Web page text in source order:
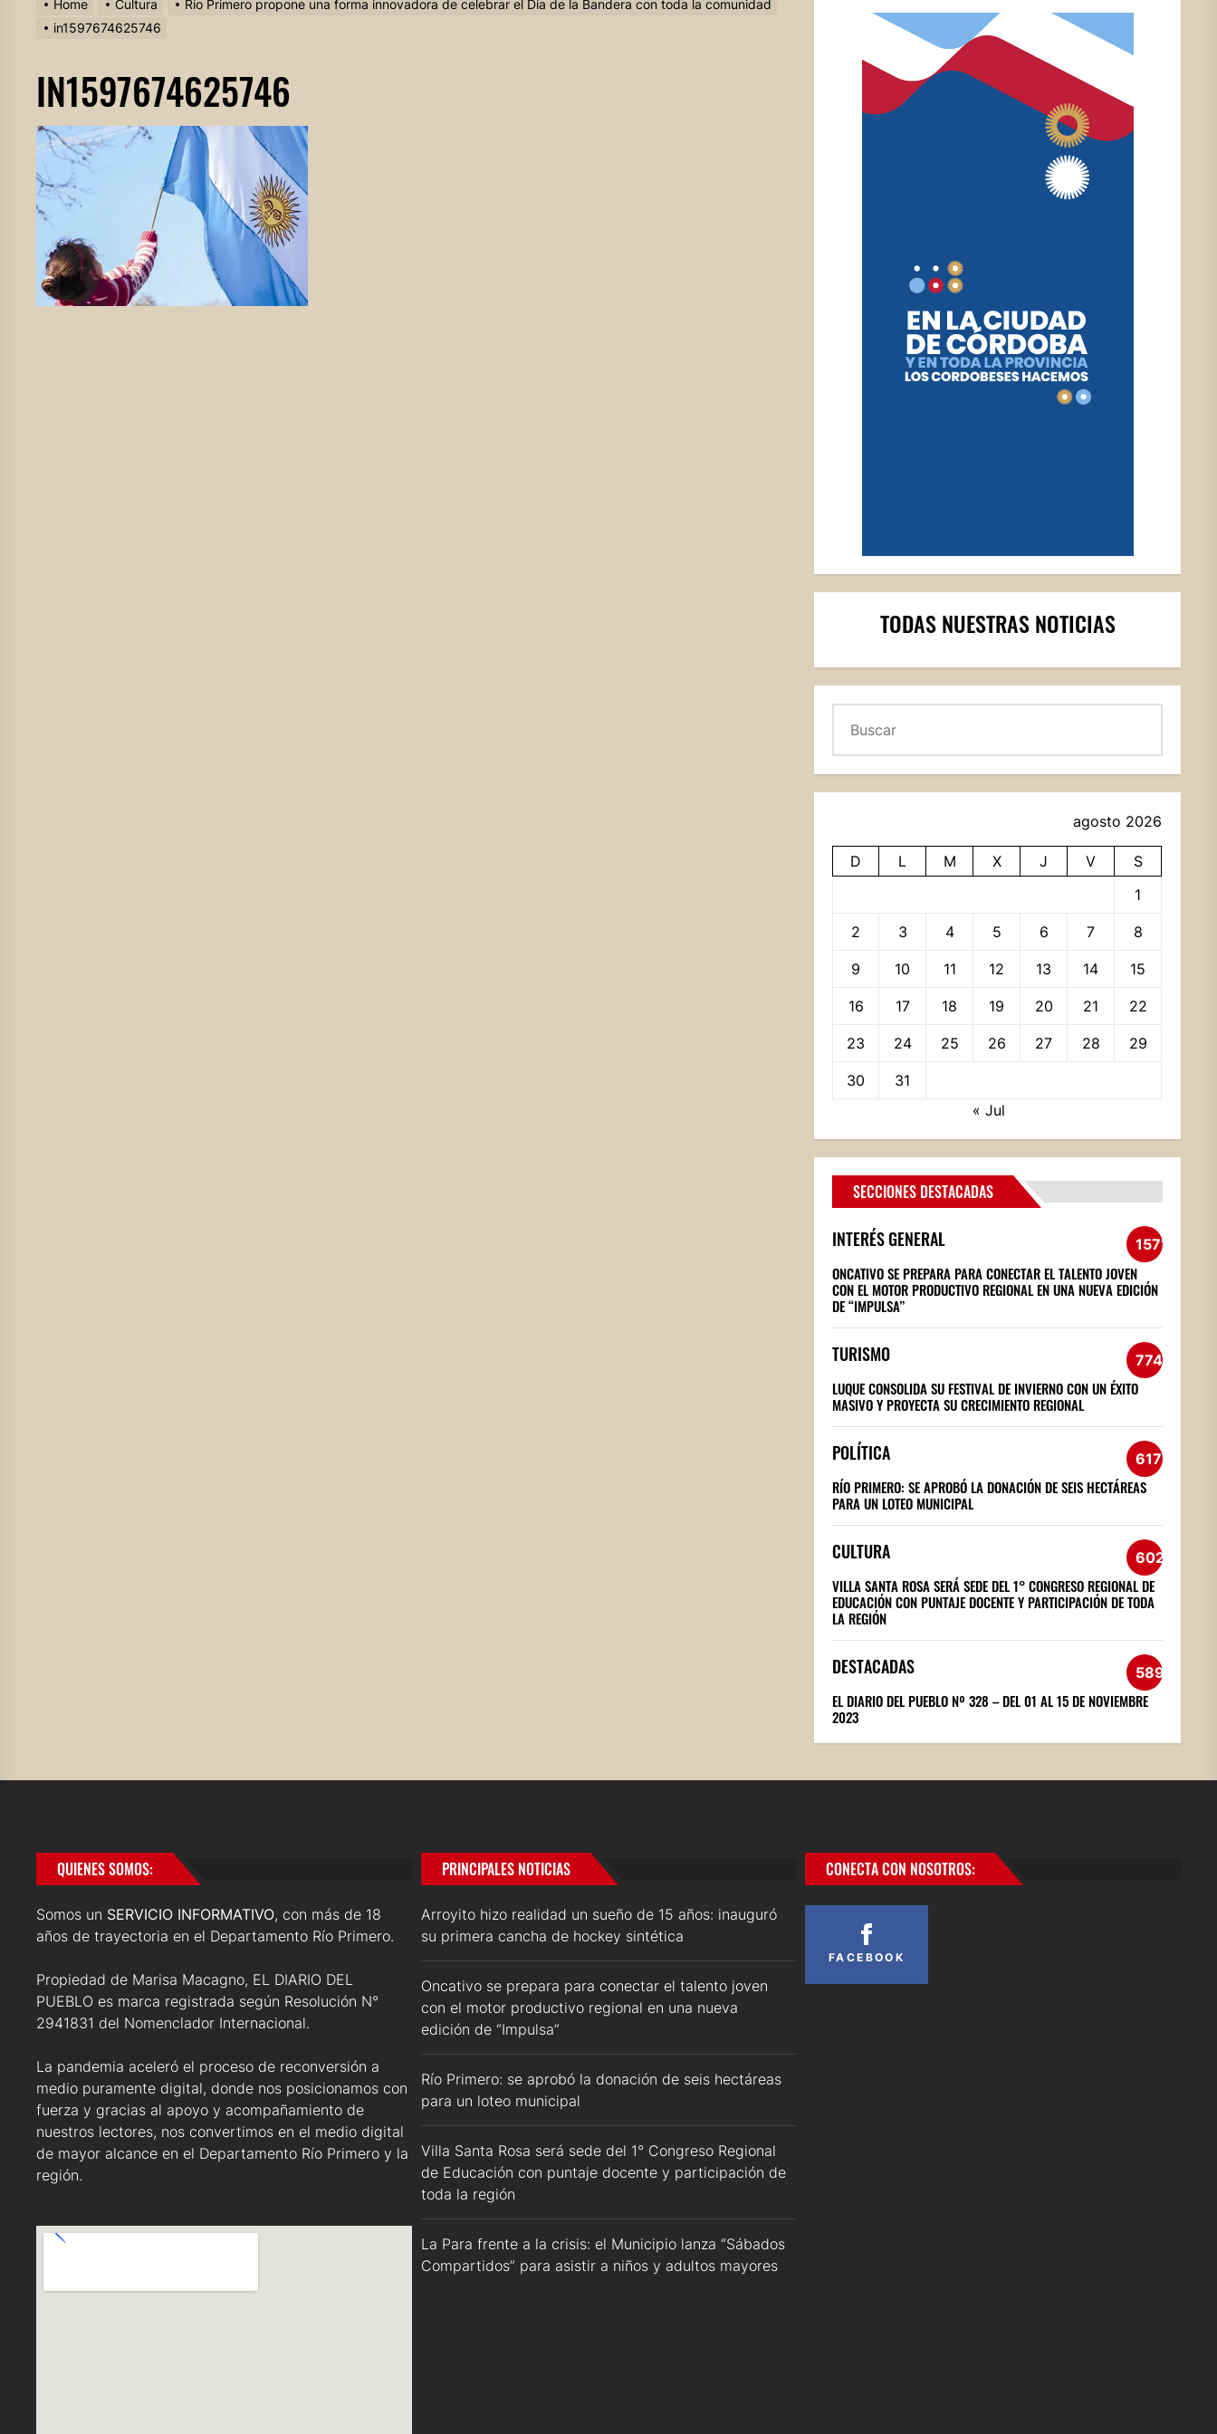
Home Cultura
Río Primero propone una forma innovadora de celebrar el Día de la Bandera con toda la comunidad
in1597674625746
IN1597674625746
TODAS NUESTRAS NOTICIAS
agosto 2026
D L M X J V
S
1
2 3 4 5 6 7 8
9 10 11 12 13 14 15
16 17 18 19 20 21 22
23 24 25 26 27 28 29
30
31
« Jul
SECCIONES DESTACADAS
INTERÉS GENERAL 1571
ONCATIVO SE PREPARA PARA CONECTAR EL TALENTO JOVEN
CON EL MOTOR PRODUCTIVO REGIONAL EN UNA NUEVA EDICIÓN
DE “IMPULSA”
TURISMO 774
LUQUE CONSOLIDA SU FESTIVAL DE INVIERNO CON UN ÉXITO
MASIVO Y PROYECTA SU CRECIMIENTO REGIONAL
POLÍTICA 617
RÍO PRIMERO: SE APROBÓ LA DONACIÓN DE SEIS HECTÁREAS
PARA UN LOTEO MUNICIPAL
CULTURA 602
VILLA SANTA ROSA SERÁ SEDE DEL 1° CONGRESO REGIONAL DE
EDUCACIÓN CON PUNTAJE DOCENTE Y PARTICIPACIÓN DE TODA
LA REGIÓN
DESTACADAS 589
EL DIARIO DEL PUEBLO Nº 328 – DEL 01 AL 15 DE NOVIEMBRE
2023
QUIENES SOMOS:
Somos un SERVICIO INFORMATIVO, con más de 18
años de trayectoria en el Departamento Río Primero.
Propiedad de Marisa Macagno, EL DIARIO DEL
PUEBLO es marca registrada según Resolución N°
2941831 del Nomenclador Internacional.
La pandemia aceleró el proceso de reconversión a
medio puramente digital, donde nos posicionamos con
fuerza y gracias al apoyo y acompañamiento de
nuestros lectores, nos convertimos en el medio digital
de mayor alcance en el Departamento Río Primero y la
región.
PRINCIPALES NOTICIAS
Arroyito hizo realidad un sueño de 15 años: inauguró
su primera cancha de hockey sintética
Oncativo se prepara para conectar el talento joven
con el motor productivo regional en una nueva
edición de “Impulsa”
Río Primero: se aprobó la donación de seis hectáreas
para un loteo municipal
Villa Santa Rosa será sede del 1° Congreso Regional
de Educación con puntaje docente y participación de
toda la región
La Para frente a la crisis: el Municipio lanza “Sábados
Compartidos” para asistir a niños y adultos mayores
CONECTA CON NOSOTROS:
FACEBOOK